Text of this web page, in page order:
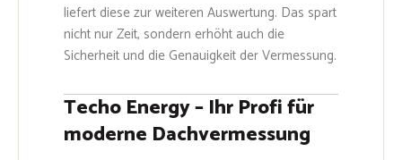
liefert diese zur weiteren Auswertung. Das spart
nicht nur Zeit, sondern erhöht auch die
Sicherheit und die Genauigkeit der Vermessung.
Techo Energy – Ihr Profi für
moderne Dachvermessung